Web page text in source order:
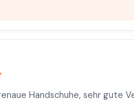
Handschuhe, sehr gute